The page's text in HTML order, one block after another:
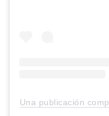
Una publicación